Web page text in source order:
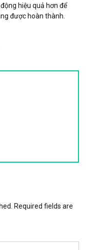
hiệu quả hơn để
được hoàn thành.
Required fields are